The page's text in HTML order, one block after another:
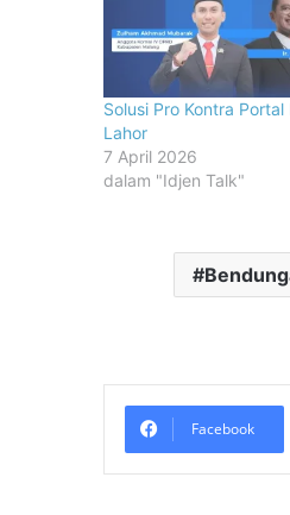
Solusi Pro Kontra
Lahor
7 April 2026
dalam "Idjen Talk"
Facebook